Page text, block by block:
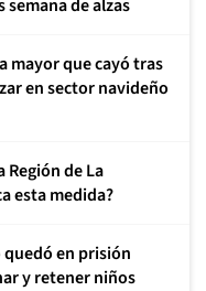
de alzas
mayor que cayó tras
en sector navideño
Región de La
esta medida?
en prisión
y retener niños